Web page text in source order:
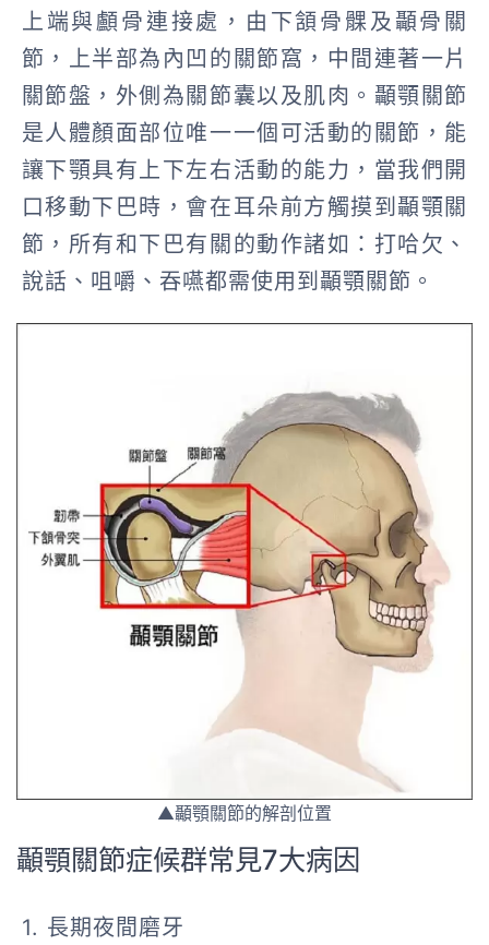
上端與顱骨連接處，由下頷骨髁及顳骨 關
節，上半部為內凹的關節窩，中間連著一片
關節盤，外側為關節囊以及肌肉。 顳顎關節
是人體顏面部位唯一一個可活動的關節，能
讓下顎具有上下左右活動的能力 ，當我們開
口移動下巴時，會在耳朵前方觸摸到顳顎關
節，所有和下巴有關的動作諸如：打哈欠、
說話、咀嚼、吞嚥都需使用到顳顎關節。
▲顳顎關節的解剖位置
顳顎關節症候群常見7大病因
1. 長期夜間磨牙